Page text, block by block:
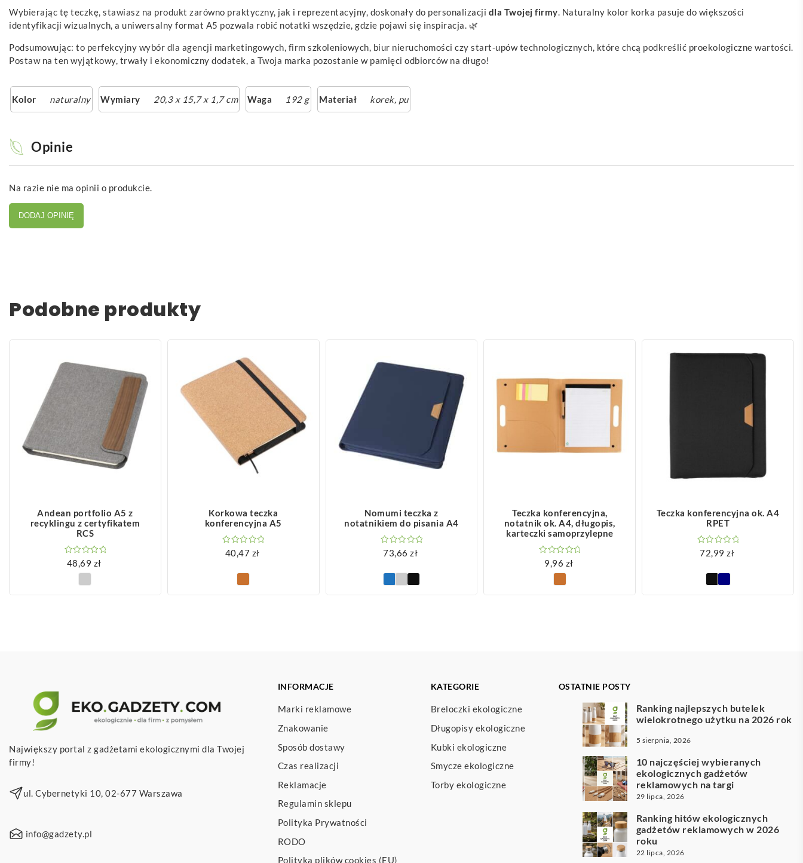
Wybierając tę teczkę, stawiasz na produkt zarówno praktyczny, jak i reprezentacyjny, doskonały do personalizacji dla Twojej firmy. Naturalny kolor korka pasuje do większości
identyfikacji wizualnych, a uniwersalny format A5 pozwala robić notatki wszędzie, gdzie pojawi się inspiracja. 🌿
Podsumowując: to perfekcyjny wybór dla agencji marketingowych, firm szkoleniowych, biur nieruchomości czy start-upów technologicznych, które chcą podkreślić proekologiczne wartości.
Postaw na ten wyjątkowy, trwały i ekonomiczny dodatek, a Twoja marka pozostanie w pamięci odbiorców na długo!
Kolor naturalny Wymiary 20,3 x 15,7 x 1,7 cm Waga 192 g Materiał korek, pu
Opinie
Na razie nie ma opinii o produkcie.
DODAJ OPINIĘ
Podobne produkty
Andean portfolio A5 z
recyklingu z certyfikatem
RCS
48,69 zł
Korkowa teczka
konferencyjna A5
40,47 zł
Nomumi teczka z
notatnikiem do pisania A4
73,66zł
Teczka konferencyjna,
notatnik ok. A4, długopis,
karteczki samoprzylepne
9,96 zł
Teczka konferencyjna ok. A4
RPET
72,99zł
Największy portal z gadżetami ekologicznymi dla Twojej
firmy!
ul. Cybernetyki 10, 02-677 Warszawa
info@gadzety.pl
INFORMACJE
Marki reklamowe
Znakowanie
Sposób dostawy
Czas realizacji
Reklamacje
Regulamin sklepu
Polityka Prywatności
RODO
Polityka plików cookies (EU)
KATEGORIE
Breloczki ekologiczne
Długopisy ekologiczne
Kubki ekologiczne
Smycze ekologiczne
Torby ekologiczne
OSTATNIE POSTY
Ranking najlepszych butelek
wielokrotnego użytku na 2026 rok
5 sierpnia, 2026
10 najczęściej wybieranych
ekologicznych gadżetów
reklamowych na targi
29 lipca, 2026
Ranking hitów ekologicznych
gadżetów reklamowych w 2026
roku
22 lipca, 2026